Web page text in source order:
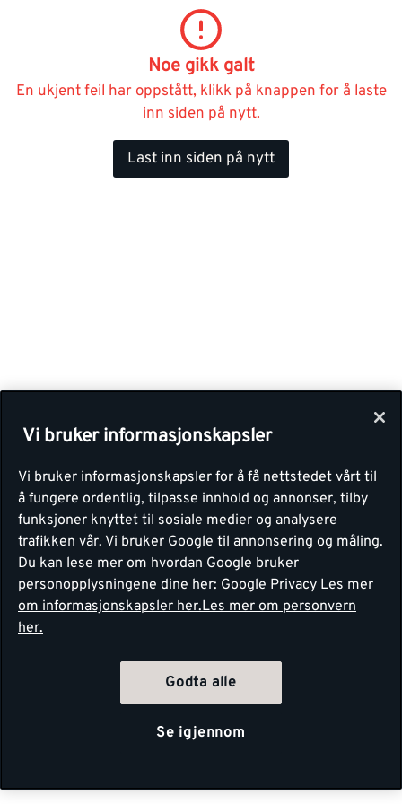
Noe gikk galt
En ukjent feil har oppstått, klikk på knappen for å laste
inn siden på nytt.
Last inn siden på nytt
Vi bruker informasjonskapsler
Vi bruker informasjonskapsler for å få nettstedet vårt til
å fungere ordentlig, tilpasse innhold og annonser, tilby
funksjoner knyttet til sosiale medier og analysere
trafikken vår. Vi bruker Google til annonsering og måling.
Du kan lese mer om hvordan Google bruker
personopplysningene dine her: Google Privacy Les mer
om informasjonskapsler her.Les mer om personvern
her.
Godta alle
Se igjennom